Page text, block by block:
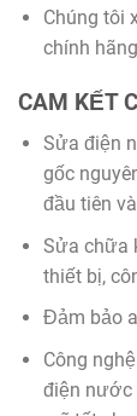
Chúng tôi
chính
CAM KẾT
Sửa điện
gốc
đầu tiên
Sửa chữa
thiết bị,
Đảm bảo
Công
điện nước